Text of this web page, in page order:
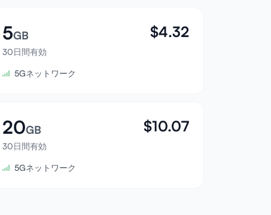
5GB
30日間有効
$4.32
5Gネットワーク
20GB
30日間有効
$10.07
5Gネットワーク